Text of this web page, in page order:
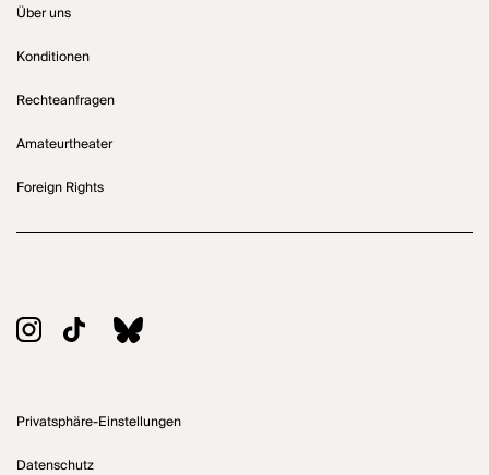
Über uns
Konditionen
Rechteanfragen
Amateurtheater
Foreign Rights
Privatsphäre-Einstellungen
Datenschutz